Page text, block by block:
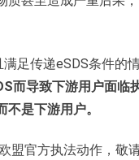
足传递eSDS条件的
而导致下游用户面临
是下游用户。
官方执法动作，敬